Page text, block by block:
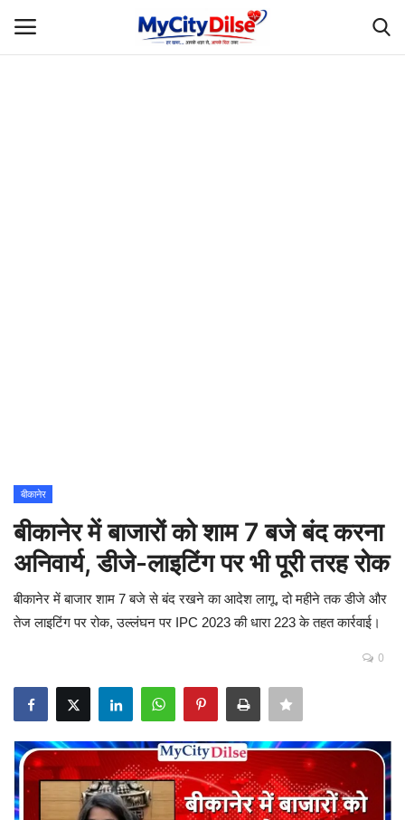
शिक्षा
Rajasthani Influencers
देश
दुनिया
मनोरंजन
पॉलिटिक्स
धर्म
बीकानेर
बीकानेर में बाजारों को शाम 7 बजे बंद करना
अनिवार्य, डीजे-लाइटिंग पर भी पूरी तरह रोक
बीकानेर में बाजार शाम 7 बजे से बंद रखने का आदेश लागू, दो महीने तक डीजे और
तेज लाइटिंग पर रोक, उल्लंघन पर IPC 2023 की धारा 223 के तहत कार्रवाई।
0